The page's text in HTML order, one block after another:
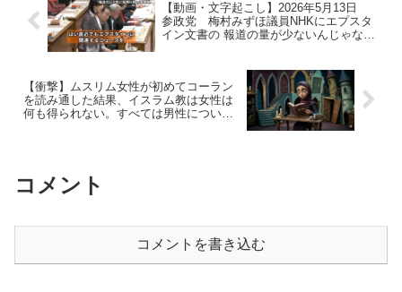
【動画・文字起こし】2026年5月13日
参政党 梅村みずほ議員NHKにエプスタ
イン文書の 報道の量が少ないんじゃない
【衝撃】ムスリム女性が初めてコーラン
を読み通した結果、イスラム教は女性は
何も得られない。すべては男性について
コメント
コメントを書き込む